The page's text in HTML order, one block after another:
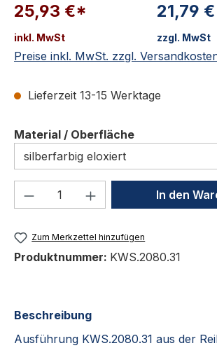
25,93 €*
inkl. MwSt
21,79 €
zzgl. MwSt
Preise inkl. MwSt. zzgl.
Lieferzeit 13-15 Werktage
Material / Oberflächeauswählen
Produkt Anzahl: Gib den
In den
Zum Merkzettel hinzufügen
Produktnummer: KWS.2080.31
Beschreibung
Ausführung KWS.2080.31 aus der